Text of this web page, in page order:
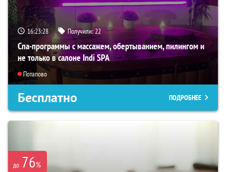
16:23:26 Получили:22
Спа-программы с массажем, обертыванием, пилингом и
не только в салоне Indi SPA
Потапово
Бесплатно ПОДРОБНЕЕ
до 76%